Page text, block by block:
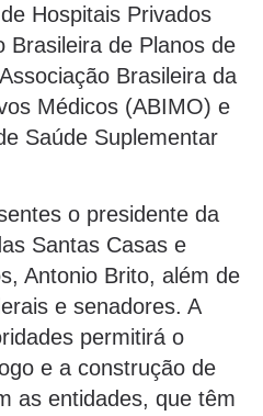
Hospitais Privados
Brasileira de Planos de
Brasileira da
Médicos (ABIMO) e
Saúde Suplementar
o presidente da
Santas Casas e
Antonio Brito, além de
e senadores. A
permitirá o
e a construção de
as entidades, que têm